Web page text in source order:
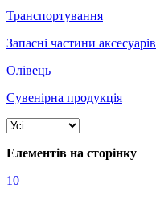
Транспортування
Запасні частини аксесуарів
Олівець
Сувенірна продукція
Елементів на сторінку
10